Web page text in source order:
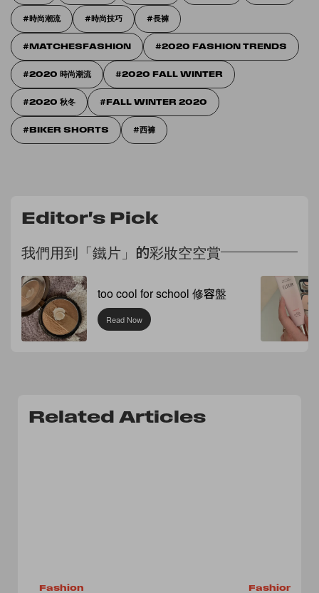
時尚潮流 時尚技巧 長褲
MATCHESFASHION 2020 FASHION TRENDS
2020 時尚潮流 2020 FALL WINTER
2020 秋冬 FALL WINTER 2020
BIKER SHORTS 西褲
Editor's Pick
我們用到「鐵片」的彩妝空空賞
too cool for school 修容盤
Read Now
Related Articles
Fashion Fashion